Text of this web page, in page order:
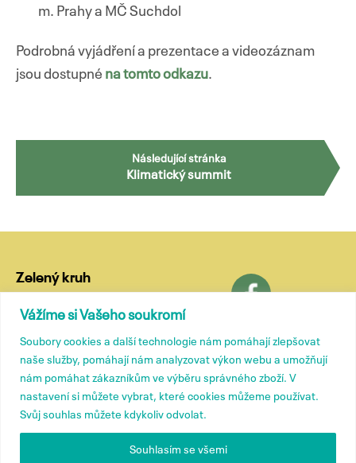
Vážíme si Vašeho soukromí
Soubory cookies a další technologie nám pomáhají zlepšovat
naše služby, pomáhají nám analyzovat výkon webu a umožňují
nám pomáhat zákazníkům ve výběru správného zboží. V
nastavení si můžete vybrat, které cookies můžeme používat.
Svůj souhlas můžete kdykoliv odvolat.
Souhlasím se všemi
m. Prahy a MČ Suchdol
Podrobná vyjádření a prezentace a videozáznam
jsou dostupné na tomto odkazu.
NavigaceNásledující stránka
Klimatický summit
Zelený kruh
120 00 Praha 2
tel.: (+420) 799 572 435
kancelar@zelenykruh.cz
Přidružené členství
Kontakty